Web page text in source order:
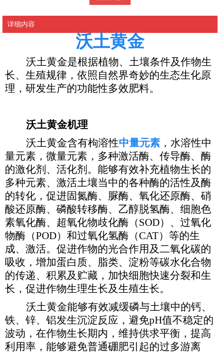
详细内容
沃土黄金
沃土黄金是根据植物、土壤条件及作物生
长、生殖规律，依照自然界奇妙的生态生化原
理，研发生产的功能性多效肥料。
沃土黄金机理
沃土黄金含有枸溶性中量元素 ，水溶性中
量元素，微量元素，多种激活酶、传导酶、酶
的激化剂、活化剂。能够有效补充植物生长的
多种元素、激活土壤当中的各种酶的活性及酶
的转化，促进固氮酶、脲酶、氧化还原酶、硝
酸还原酶、磷酸转移酶、乙醇脱氢酶、细胞色
素氧化酶、超氧化物歧化酶（SOD）、过氧化
物酶（POD）和过氧化氢酶（CAT）等的生
成、激活。促进作物的光合作用及二氧化碳的
吸收，增加蛋白质、脂类、淀粉等碳水化合物
的传递、积累及贮藏，加快细胞快速分裂和生
长，促进作物生理生长及生殖生长。
沃土黄金能够有效减缓磷与土壤中的钙、
铁、锌、铝发生沉淀反应，避免pH值不稳定的
波动，在作物生长期内，维持供求平衡，提高
利用率，能够避免普通硼肥引起的过多游离